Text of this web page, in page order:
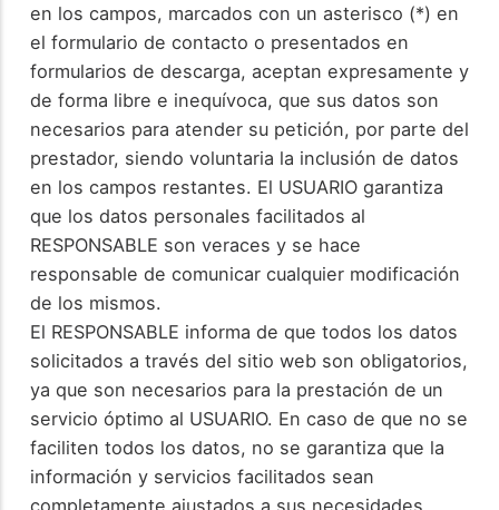
en los campos, marcados con un asterisco (*) en
el formulario de contacto o presentados en
formularios de descarga, aceptan expresamente y
de forma libre e inequívoca, que sus datos son
necesarios para atender su petición, por parte del
prestador, siendo voluntaria la inclusión de datos
en los campos restantes. El USUARIO garantiza
que los datos personales facilitados al
RESPONSABLE son veraces y se hace
responsable de comunicar cualquier modificación
de los mismos.
El RESPONSABLE informa de que todos los datos
solicitados a través del sitio web son obligatorios,
ya que son necesarios para la prestación de un
servicio óptimo al USUARIO. En caso de que no se
faciliten todos los datos, no se garantiza que la
información y servicios facilitados sean
completamente ajustados a sus necesidades.